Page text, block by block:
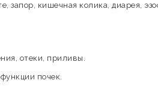
запор, кишечная колика, диарея,
отеки, приливы.
почек.